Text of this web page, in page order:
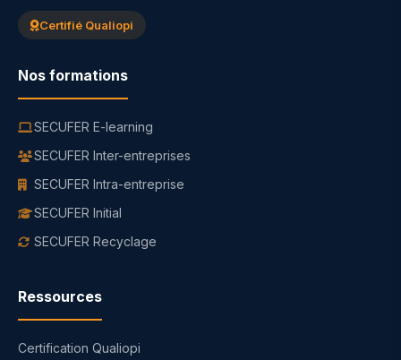
Certifié Qualiopi
Nos formations
SECUFER E-learning
SECUFER Inter-entreprises
SECUFER Intra-entreprise
SECUFER Initial
SECUFER Recyclage
Ressources
Certification Qualiopi